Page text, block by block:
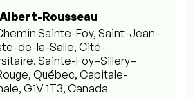
Rousseau
Sainte-Foy, Saint-Jean-
de-la-Salle, Cité-
Sainte-Foy–Sillery–
Québec, Capitale-
G1V 1T3, Canada